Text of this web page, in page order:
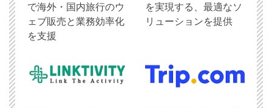
で海外・国内旅行のウ
ェブ販売と業務効率化
を支援
を実現する、最適なソ
リューションを提供